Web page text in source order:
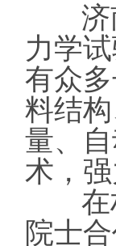
济南
力学
有众
料结
量、
术，
在材
院士